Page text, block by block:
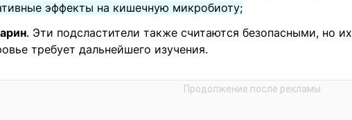
эффекты на кишечную микробиоту;
. Эти подсластители также считаются безопасными, но их
требует дальнейшего изучения.